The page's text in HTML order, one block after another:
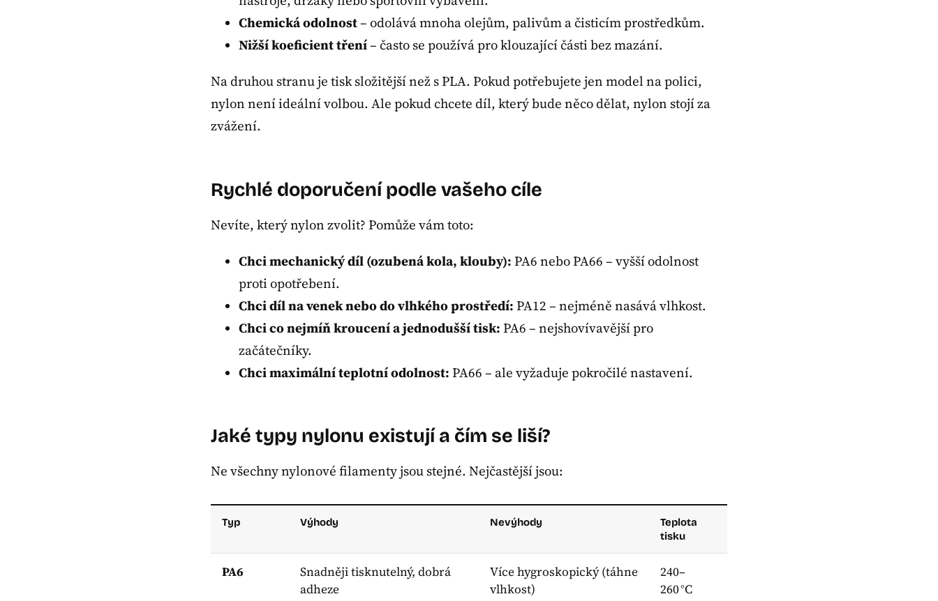
Chemická odolnost– odolává mnoha olejům, palivům a čisticím prostředkům.
Nižší koeficient tření– často se používá pro klouzající části bez mazání.
Na druhou stranu je tisk složitější než s PLA. Pokud potřebujete jen model na polici,
nylon není ideální volbou. Ale pokud chcete díl, který bude něco dělat, nylon stojí za
zvážení.
Rychlé doporučení podle vašeho cíle
Nevíte, který nylon zvolit? Pomůže vám toto:
Chci mechanický díl (ozubená kola, klouby): PA6 nebo PA66 – vyšší odolnost
proti opotřebení.
Chci díl na venek nebo do vlhkého prostředí: PA12 – nejméně nasává vlhkost.
Chci co nejmíň kroucení a jednodušší tisk: PA6 – nejshovívavější pro
začátečníky.
Chci maximální teplotní odolnost: PA66 – ale vyžaduje pokročilé nastavení.
Jaké typy nylonu existují a čím se liší?
Ne všechny nylonové filamenty jsou stejné. Nejčastější jsou:
Typ Výhody Nevýhody
Teplota
tisku
PA6
Snadněji tisknutelný, dobrá
adheze
Více hygroskopický (táhne
vlhkost)
240–
260 °C